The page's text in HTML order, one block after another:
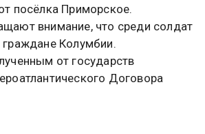
посёлка Приморское.
внимание, что среди солдат
Колумбии.
от государств
Договора